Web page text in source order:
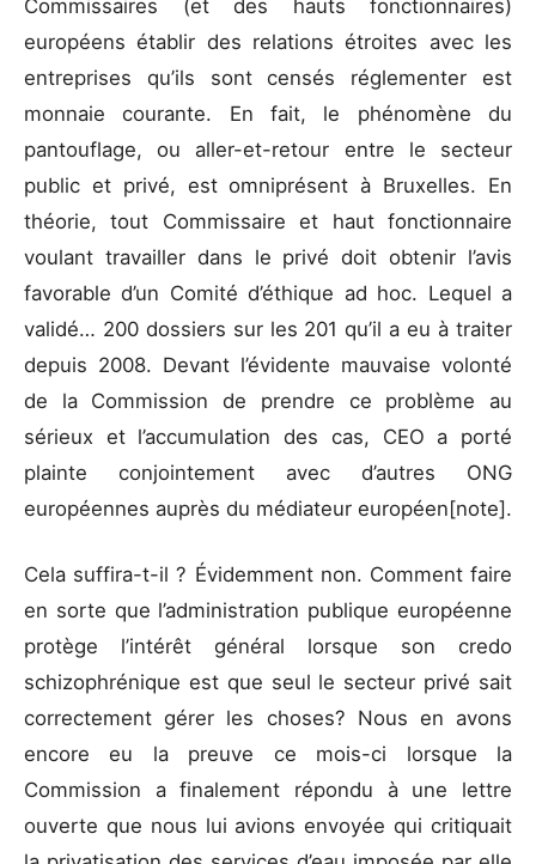
Commissaires (et des hauts fonctionnaires)
européens établir des relations étroites avec les
entreprises qu’ils sont censés réglementer est
monnaie courante. En fait, le phénomène du
pantouflage, ou aller-et-retour entre le secteur
public et privé, est omniprésent à Bruxelles. En
théorie, tout Commissaire et haut fonctionnaire
voulant travailler dans le privé doit obtenir l’avis
favorable d’un Comité d’éthique ad hoc. Lequel a
validé… 200 dossiers sur les 201 qu’il a eu à traiter
depuis 2008. Devant l’évidente mauvaise volonté
de la Commission de prendre ce problème au
sérieux et l’accumulation des cas, CEO a porté
plainte conjointement avec d’autres ONG
européennes auprès du médiateur européen[note].
Cela suffira-t-il ? Évidemment non. Comment faire
en sorte que l’administration publique européenne
protège l’intérêt général lorsque son credo
schizophrénique est que seul le secteur privé sait
correctement gérer les choses? Nous en avons
encore eu la preuve ce mois-ci lorsque la
Commission a finalement répondu à une lettre
ouverte que nous lui avions envoyée qui critiquait